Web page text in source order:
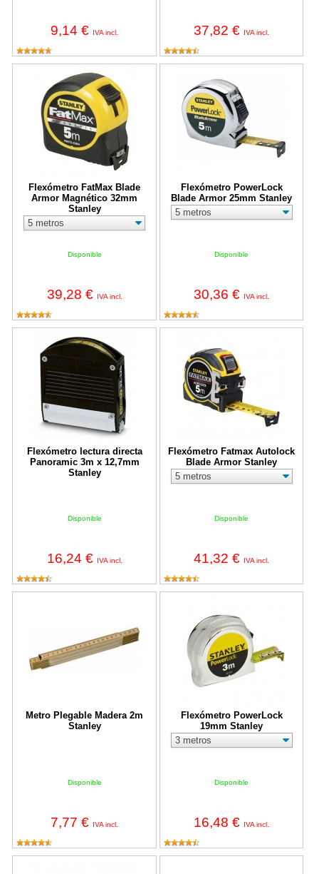
9,14 € IVA incl. 37,82 € IVA incl.
Flexómetro FatMax Blade
Armor Magnético 32mm
Stanley
Disponible
39,28 € IVA incl.
Flexómetro FatMax Blade Armor Magnético 32mm Stanley
Flexómetro PowerLock
Blade Armor 25mm Stanley
Disponible
30,36 € IVA incl.
Flexómetro lectura directa
Panoramic 3m x 12,7mm
Stanley
Disponible
16,24 € IVA incl.
Flexómetro lectura directa Panoramic 3m x 12,7mm Stanley
Flexómetro Fatmax Autolock
Blade Armor Stanley
Disponible
41,32 € IVA incl.
Metro Plegable Madera 2m
Stanley
Disponible
7,77 € IVA incl.
Flexómetro PowerLock
19mm Stanley
Disponible
16,48 € IVA incl.